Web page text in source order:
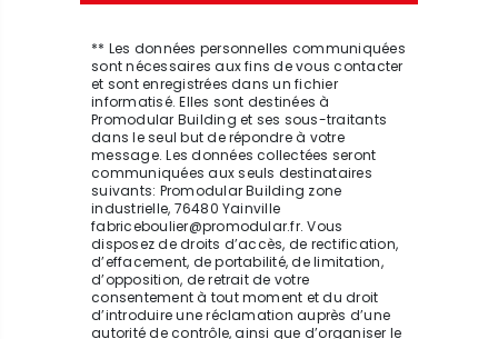
** Les données personnelles communiquées
sont nécessaires aux fins de vous contacter
et sont enregistrées dans un fichier
informatisé. Elles sont destinées à
Promodular Building et ses sous-traitants
dans le seul but de répondre à votre
message. Les données collectées seront
communiquées aux seuls destinataires
suivants: Promodular Building zone
industrielle, 76480 Yainville
fabriceboulier@promodular.fr. Vous
disposez de droits d’accès, de rectification,
d’effacement, de portabilité, de limitation,
d’opposition, de retrait de votre
consentement à tout moment et du droit
d’introduire une réclamation auprès d’une
autorité de contrôle, ainsi que d’organiser le